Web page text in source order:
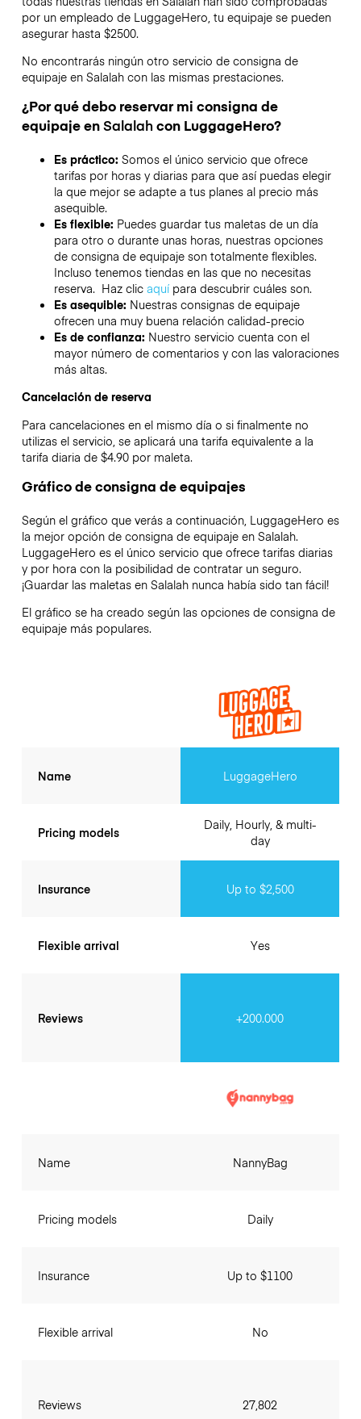
por un empleado de LuggageHero, tu equipaje se pueden
asegurar hasta $2500.
No encontrarás ningún otro servicio de consigna de
equipaje en Salalahcon las mismas prestaciones.
¿Por qué debo reservar mi consigna de
equipaje enSalalahcon LuggageHero?
Es práctico: Somos el único servicio que ofrece
tarifas por horas y diarias para que así puedas elegir
la que mejor se adapte a tus planes al precio más
asequible.
Es flexible: Puedes guardar tus maletas de un día
para otro o durante unas horas, nuestras opciones
de consigna de equipaje son totalmente flexibles.
Incluso tenemos tiendas en las que no necesitas
reserva. Haz clic aquípara descubrir cuáles son.
Es asequible: Nuestras consignas de equipaje
ofrecen una muy buena relación calidad-precio
Es de confianza: Nuestro servicio cuenta con el
mayor número de comentarios y con las valoraciones
más altas.
Cancelación de reserva
Para cancelaciones en el mismo día o si finalmente no
utilizas el servicio, se aplicará una tarifa equivalente a la
tarifa diaria de $4.90 por maleta.
Gráfico de consigna de equipajes
Según el gráfico que verás a continuación, LuggageHero es
la mejor opción de consigna de equipaje en Salalah.
LuggageHero es el único servicio que ofrece tarifas diarias
y por hora con la posibilidad de contratar un seguro.
¡Guardar las maletas en Salalahnunca había sido tan fácil!
El gráfico se ha creado según las opciones de consigna de
equipaje más populares.
Name
Pricing models
Insurance
Flexible arrival
Reviews
LuggageHero
Daily, Hourly, & multi-
day
Up to $2,500
Yes
+200.000
Name
Pricing models
Insurance
Flexible arrival
Reviews
NannyBag
Daily
Up to $1100
No
27,802